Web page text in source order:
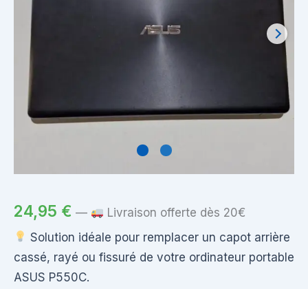
24,95 € —
Livraison offerte dès 20€
Solution idéale pour remplacer un capot arrière
cassé, rayé ou fissuré de votre ordinateur portable
ASUS P550C.